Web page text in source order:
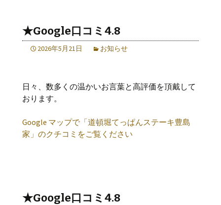
★Google口コミ4.8
2026年5月21日 お知らせ
日々、数多くの温かいお言葉と高評価を頂戴して
おります。
Google マップで「道頓堀てっぱんステーキ豊島
家」のクチコミをご覧ください
★Google口コミ4.8